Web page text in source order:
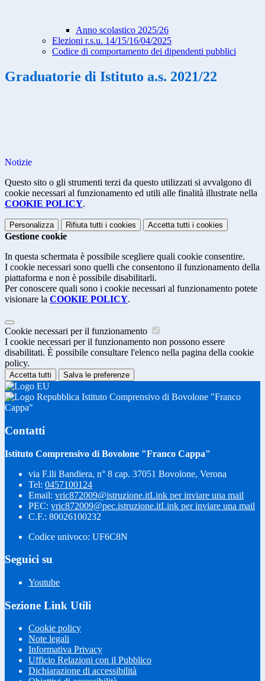
Anno scolastico 2025/26
Elezioni r.s.u. 14/15/16/04/2025
Codice di comportamento dei dipendenti pubblici
Graduatorie di Istituto a.s. 2021/22
Notizie
Questo sito o gli strumenti terzi da questo utilizzati si avvalgono di
cookie necessari al funzionamento ed utili alle finalità illustrate nella
COOKIE POLICY.
Personalizza Rifiuta tutti i cookies Accetta tutti i cookies
Gestione cookie
In questa schermata è possibile scegliere quali cookie consentire.
I cookie necessari sono quelli che consentono il funzionamento della
piattaforma e non è possibile disabilitarli.
Per conoscere quali sono i cookie necessari al funzionamento potete
visionare la COOKIE POLICY.
Cookie necessari per il funzionamento
I cookie necessari per il funzionamento non possono essere
disabilitati. È possibile consultare l'elenco nella pagina della cookie
policy.
Accetta tutti Salva le preferenze
Istituto Comprensivo di Bovolone "Franco
Cappa"
Contatti
Istituto Comprensivo di Bovolone "Franco Cappa"
via F.lli Bandiera, n° 8 cap. 37051 Bovolone, Verona
Tel: 0457100124
Email: vric872009@istruzione.itLink per inviare una mail
PEC: vric872009@pec.istruzione.itLink per inviare una mail
C.F.: 80026100232
Codice univoco: UF6C8N
Seguici su
Youtube
Sezione Link Utili
Cookie policy
Note legali
Informativa Privacy
Ufficio Relazioni con il Pubblico
Dichiarazione di accessibilità